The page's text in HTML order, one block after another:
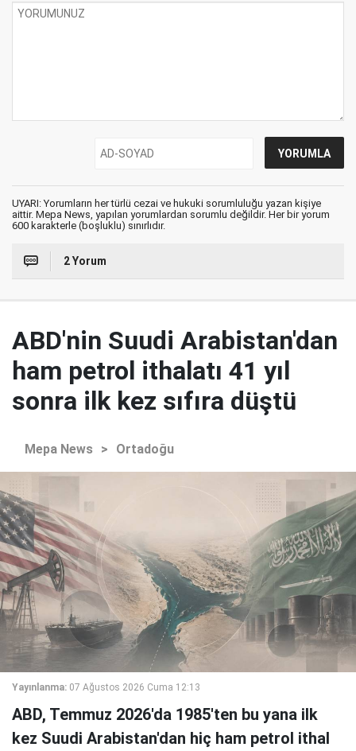
UYARI: Yorumların her türlü cezai ve hukuki sorumluluğu yazan kişiye
aittir. Mepa News, yapılan yorumlardan sorumlu değildir. Her bir yorum
600 karakterle (boşluklu) sınırlıdır.
2 Yorum
ABD'nin Suudi Arabistan'dan
ham petrol ithalatı 41 yıl
sonra ilk kez sıfıra düştü
Mepa News > Ortadoğu
Yayınlanma: 07 Ağustos 2026 Cuma 12:13
ABD, Temmuz 2026'da 1985'ten bu yana ilk
kez Suudi Arabistan'dan hiç ham petrol ithal